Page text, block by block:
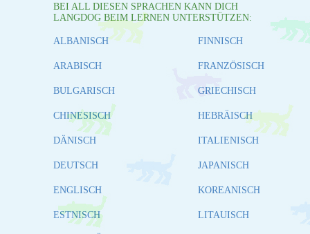
BEI ALL DIESEN SPRACHEN KANN DICH
LANGDOG BEIM LERNEN UNTERSTÜTZEN:
ALBANISCH
ARABISCH
BULGARISCH
CHINESISCH
DÄNISCH
DEUTSCH
ENGLISCH
ESTNISCH
FINNISCH
FRANZÖSISCH
GRIECHISCH
HEBRÄISCH
ITALIENISCH
JAPANISCH
KOREANISCH
LITAUISCH